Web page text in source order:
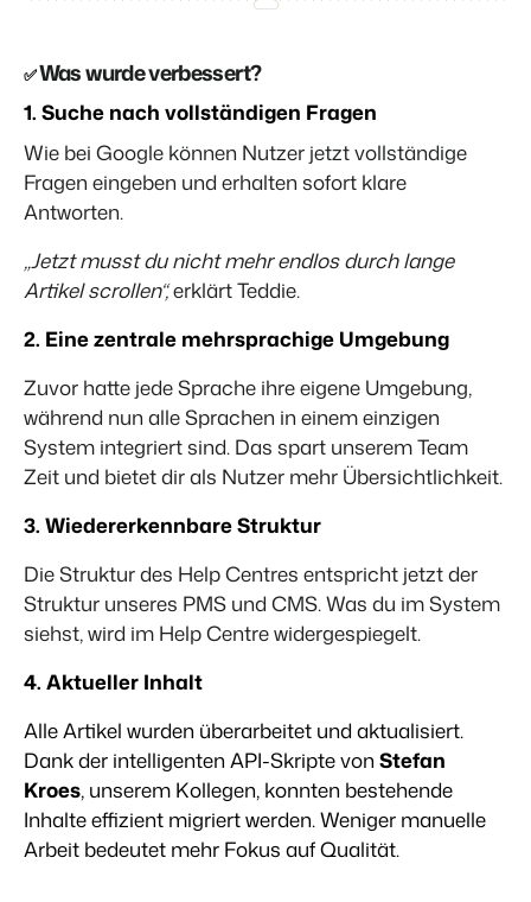
✅Was wurde verbessert?
1. Suche nach vollständigen Fragen
Wie bei Google können Nutzer jetzt vollständige
Fragen eingeben und erhalten sofort klare
Antworten.
„Jetzt musst du nicht mehr endlos durch lange
Artikel scrollen“,erklärt Teddie.
2. Eine zentrale mehrsprachige Umgebung
Zuvor hatte jede Sprache ihre eigene Umgebung,
während nun alle Sprachen in einem einzigen
System integriert sind. Das spart unserem Team
Zeit und bietet dir als Nutzer mehr Übersichtlichkeit.
3. Wiedererkennbare Struktur
Die Struktur des Help Centres entspricht jetzt der
Struktur unseres PMS und CMS. Was du im System
siehst, wird im Help Centre widergespiegelt.
4. Aktueller Inhalt
Alle Artikel wurden überarbeitet und aktualisiert.
Dank der intelligenten API-Skripte von Stefan
Kroes, unserem Kollegen, konnten bestehende
Inhalte effizient migriert werden. Weniger manuelle
Arbeit bedeutet mehr Fokus auf Qualität.